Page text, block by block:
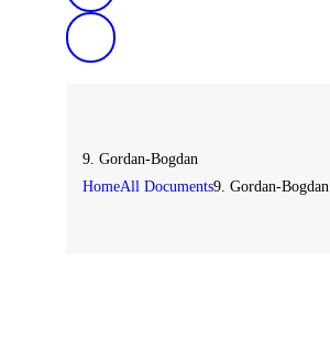
9. Gordan-Bogdan
HomeAll Documents9. Gordan-Bogdan